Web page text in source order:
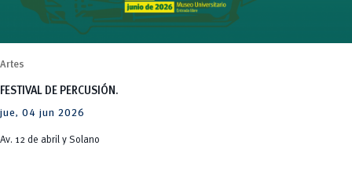
Artes
FESTIVAL DE PERCUSIÓN.
jue, 04 jun 2026
Av. 12 de abril y Solano